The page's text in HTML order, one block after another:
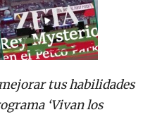
tus habilidades
‘Vivan los